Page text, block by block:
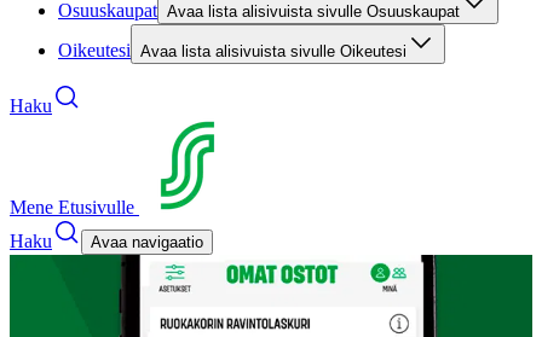
Osuuskaupat Avaa lista alisivuista sivulle Osuuskaupat
Oikeutesi Avaa lista alisivuista sivulle Oikeutesi
Haku
Mene Etusivulle
Haku
Avaa navigaatio